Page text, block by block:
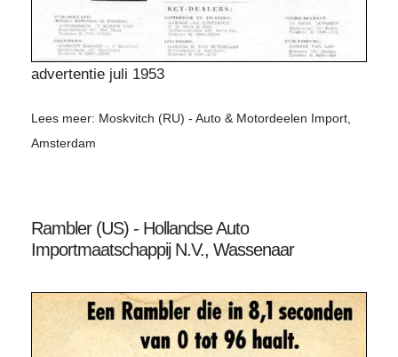
advertentie juli 1953
Lees meer: Moskvitch (RU) - Auto & Motordeelen Import,
Amsterdam
Rambler (US) - Hollandse Auto
Importmaatschappij N.V., Wassenaar